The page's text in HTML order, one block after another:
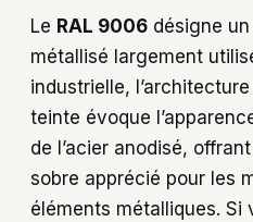
Le RAL 9006 désigne
métallisé largement
industrielle,
teinte évoque
de l’acier anodisé,
sobre apprécié pour les
éléments métalliques. Si